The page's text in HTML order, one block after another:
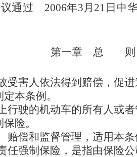
议通过 2006年3月21日中
第一章 总 则
受害人依法得到赔偿，促
本条例。
行驶的机动车的所有人或
险。
偿和监督管理，适用本条
任强制保险，是指由保险